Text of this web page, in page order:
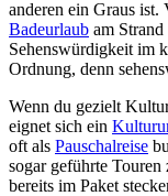
anderen ein Graus ist.
Badeurlaub am
Sehenswürdigkeit im
Ordnung, denn
Wenn du gezielt
eignet sich ein
oft als Pauschalreise
sogar geführte
bereits im Paket